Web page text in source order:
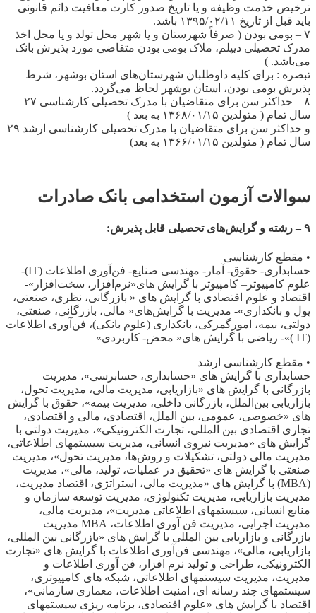
ترخیص خدمت وظیفه و یا تاریخ صدور کارت معافیت دائم قانونی
باید قبل از تاریخ ۱۳۹۵/۰۲/۱۱ باشد.
۷ – بومی بودن ( صرفاً شهرستان و یا شهر محل تولد و یا محل اخذ
مدرک تحصیلی دیپلم، ملاک بومی بودن متقاضی مورد پذیرش بانک
می‌باشد. )
تبصره : برای کلیه داوطلبان شهرستان‌های استان بوشهر، شرط
پذیرش بومی بودن، استان بوشهر لحاظ می‌گردد.
۸ – حداکثر سن برای متقاضیان با مدرک تحصیلی کارشناسی ۲۷
سال تمام ( متولدین ۱۳۶۸/۰۱/۱۵ به بعد )
و حداکثر سن برای متقاضیان با مدرک تحصیلی کارشناسی ارشد ۲۹
سال تمام ( متولدین ۱۳۶۶/۰۱/۱۵ به بعد)
سوالات آزمون استخدامی بانک صادرات
۹ – رشته و گرایش‌های تحصیلی قابل پذیرش:
• مقطع کارشناسی
حسابداری- ‌حقوق- آمار- ‌مهندسی صنایع- فن‌آوری اطلاعات (IT)-
علوم کامپیوتر– کامپیوتر با گرایش های«نرم‌افزار، سخت‌افزار»-
اقتصاد و علوم اقتصادی با گرایش های « بازرگانی، نظری، ‌صنعتی،
پول و بانکداری»- ‌مدیریت با گرایش‌های« مالی، بازرگانی، ‌صنعتی،
‌دولتی، بیمه، امورگمرکی، ‌بانکداری (علوم بانکی)، فن‌آوری اطلاعات
(IT )»- ریاضی با گرایش های« محض- کاربردی»
• مقطع کارشناسی ارشد
حسابداری با گرایش های «حسابداری، حسابرسی»، مدیریت
بازرگانی با گرایش های «بازاریابی، مدیریت مالی، مدیریت تحول،
بازاریابی بین‌الملل، بازرگانی داخلی، مدیریت بیمه»، حقوق با گرایش
های «خصوصی، عمومی، بین الملل، اقتصادی، مالی و اقتصادی،
تجاری اقتصادی بین المللی، تجارت الکترونیکی»، مدیریت دولتی با
گرایش های «مدیریت نیروی انسانی، مدیریت سیستمهای اطلاعاتی،
مدیریت مالی دولتی، تشکیلات و روش‌ها، مدیریت تحول»، مدیریت
صنعتی با گرایش های «تحقیق در عملیات، تولید، مالی»، مدیریت
(MBA) با گرایش های «مدیریت مالی، استراتژی، اقتصاد مدیریت،
مدیریت بازاریابی، مدیریت تکنولوژی، مدیریت توسعه سازمان و
منابع انسانی، سیستمهای اطلاعاتی مدیریت»، مدیریت مالی،
مدیریت اجرایی، مدیریت فن آوری اطلاعات، MBA مدیریت
بازرگانی و بازاریابی بین المللی با گرایش های «بازرگانی بین المللی،
بازاریابی، مالی»، مهندسی فن‌آوری اطلاعات با گرایش های «تجارت
الکترونیکی، طراحی و تولید نرم افزار، فن آوری اطلاعات و
مدیریت، مدیریت سیستمهای اطلاعاتی، شبکه های کامپیوتری،
سیستمهای چند رسانه ای، امنیت اطلاعات، معماری سازمانی»،
اقتصاد با گرایش های «علوم اقتصادی، برنامه ریزی سیستمهای